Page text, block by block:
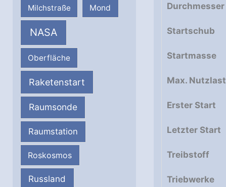
Milchstraße Mond
NASA
Oberfläche
Raketenstart
Raumsonde
Raumstation
Roskosmos
Russland
Durchmesser
Startschub
Startmasse
Max. Nutzlast
Erster Start
Letzter Start
Treibstoff
Triebwerke